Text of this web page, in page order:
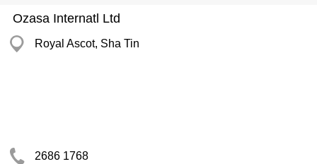
Ozasa Internatl Ltd
Royal Ascot, Sha Tin
2686 1768